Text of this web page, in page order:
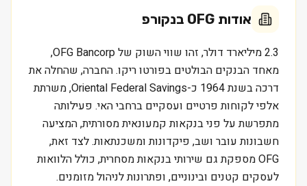
אודות OFG בנקורפ
2.3 מיליארד דולר, זהו שווי השוק של OFG Bancorp,
מאחד הבנקים הבולטים בפורטו ריקו. החברה, שהחלה את
דרכה בשנת 1964 כ-Oriental Federal Savings, משרתת
אלפי לקוחות פרטיים ועסקיים ברחבי האי. פעילותה
מתפרשת על פני בנקאות קמעונאית מסורתית, המציעה
חשבונות עובר ושב, פיקדונות ומשכנתאות. לצד זאת,
OFG מספקת גם שירותי בנקאות מסחרית, כולל הלוואות
לעסקים קטנים ובינוניים, ופתרונות לניהול מזומנים.